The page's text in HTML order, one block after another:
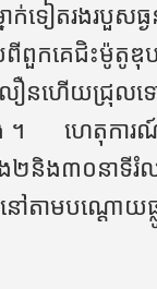
ក់ទៀតរងរបួសធ្
ប់ពីពួកគេជិះម៉ូតូ
ឿនហើយជ្រុល
ហេតុការណ៍គ្រ
ង២និង៣០នាទី
នៅតាមបណ្ដោយ